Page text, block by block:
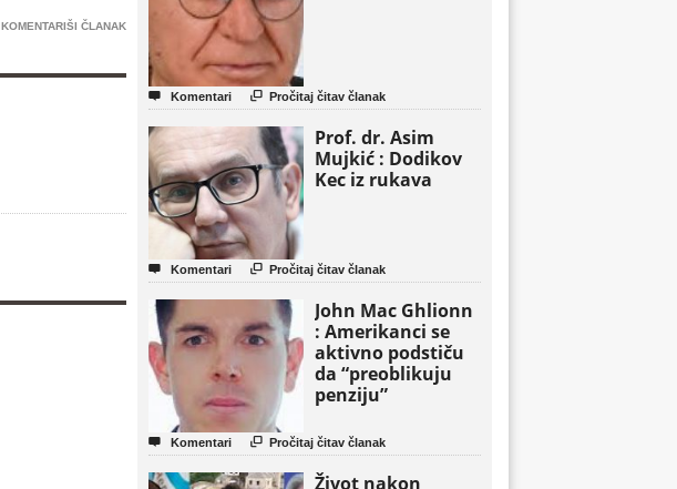
KOMENTARIŠI ČLANAK
 Komentari  Pročitaj čitav članak
Prof. dr. Asim
Mujkić : Dodikov
Kec iz rukava
 Komentari  Pročitaj čitav članak
John Mac Ghlionn
: Amerikanci se
aktivno podstiču
da “preoblikuju
penziju”
 Komentari  Pročitaj čitav članak
Život nakon